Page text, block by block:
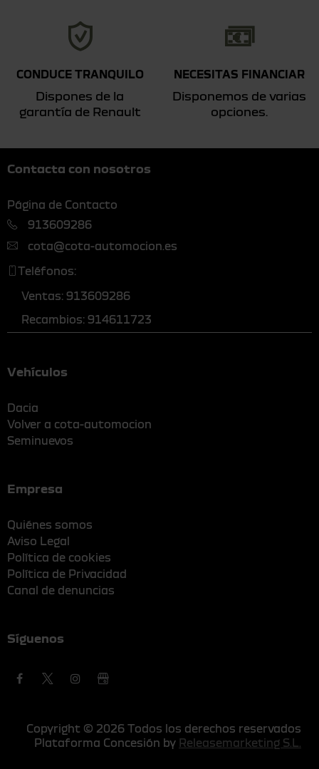
CONDUCE TRANQUILO
Dispones de la
garantía de Renault
NECESITAS FINANCIAR
Disponemos de varias
opciones.
Contacta con nosotros
Página de Contacto
913609286
cota@cota-automocion.es
Teléfonos:
Ventas: 913609286
Recambios: 914611723
Vehículos
Dacia
Volver a cota-automocion
Seminuevos
Empresa
Quiénes somos
Aviso Legal
Política de cookies
Política de Privacidad
Canal de denuncias
Síguenos
Copyright © 2026 Todos los derechos reservados
Plataforma Concesión by Releasemarketing S.L.